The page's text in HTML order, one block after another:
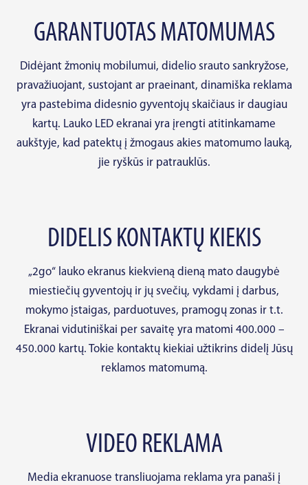
GARANTUOTAS MATOMUMAS
Didėjant žmonių mobilumui, didelio srauto sankryžose,
pravažiuojant, sustojant ar praeinant, dinamiška reklama
yra pastebima didesnio gyventojų skaičiaus ir daugiau
kartų. Lauko LED ekranai yra įrengti atitinkamame
aukštyje, kad patektų į žmogaus akies matomumo lauką,
jie ryškūs ir patrauklūs.
DIDELIS KONTAKTŲ KIEKIS
„2go“ lauko ekranus kiekvieną dieną mato daugybė
miestiečių gyventojų ir jų svečių, vykdami į darbus,
mokymo įstaigas, parduotuves, pramogų zonas ir t.t.
Ekranai vidutiniškai per savaitę yra matomi 400.000 –
450.000 kartų. Tokie kontaktų kiekiai užtikrins didelį Jūsų
reklamos matomumą.
VIDEO REKLAMA
Media ekranuose transliuojama reklama yra panaši į